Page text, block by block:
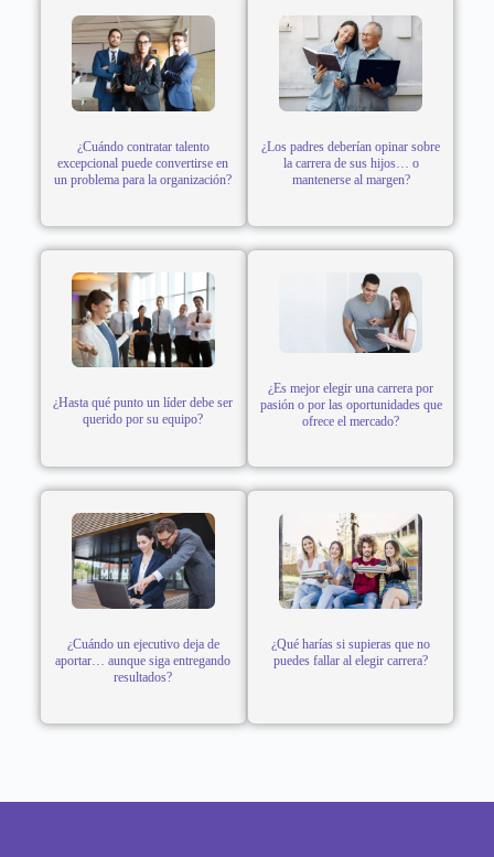
¿Cuándo contratar talento
excepcional puede convertirse en
un problema para la organización?
¿Los padres deberían opinar sobre
la carrera de sus hijos… o
mantenerse al margen?
¿Hasta qué punto un líder debe ser
querido por su equipo?
¿Es mejor elegir una carrera por
pasión o por las oportunidades que
ofrece el mercado?
¿Cuándo un ejecutivo deja de
aportar… aunque siga entregando
resultados?
¿Qué harías si supieras que no
puedes fallar al elegir carrera?